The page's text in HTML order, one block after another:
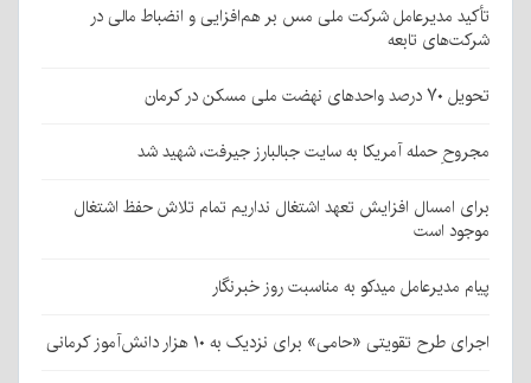
تأکید مدیرعامل شرکت ملی مس بر هم‌افزایی و انضباط مالی در
شرکت‌های تابعه
تحویل ۷۰ درصد واحدهای نهضت ملی مسکن در کرمان
مجروحِ حمله آمریکا به سایت جبالبارز جیرفت، شهید شد
برای امسال افزایش تعهد اشتغال نداریم تمام تلاش حفظ اشتغال
موجود است
پیام مدیرعامل میدکو به مناسبت روز خبرنگار
اجرای طرح تقویتی «حامی» برای نزدیک به ۱۰ هزار دانش‌آموز کرمانی